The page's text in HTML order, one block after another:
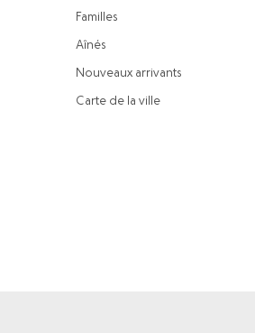
Familles
Aînés
Nouveaux arrivants
Carte de la ville